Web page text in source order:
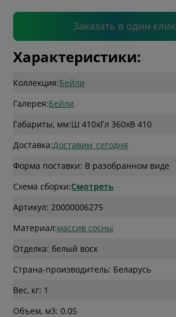
Заказать в один клик
Подтвердить
Характеристики:
Коллекция:Бейли
Галерея:Бейли
Габариты, мм:Ш 410xГл 360xВ 410
Доставка:Доставим_сегодня
Форма поставки: В разобранном виде
Схема сборки:Смотреть
Артикул: 20000006275
Материал:массив сосны
Отделка: белый воск
Страна-производитель: Беларусь
Вес, кг: 1
Объем, м3: 0.05